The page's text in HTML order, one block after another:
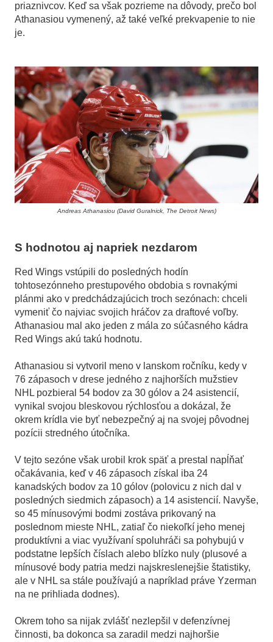
priaznivcov. Keď sa však pozrieme na dôvody, prečo bol
Athanasiou vymenený, až také veľké prekvapenie to nie
je.
Andreas Athanasiou (David Guralnick, The Detroit News)
S hodnotou aj napriek nezdarom
Red Wings vstúpili do posledných hodín
tohtosezónneho prestupového obdobia s rovnakými
plánmi ako v predchádzajúcich troch sezónach: chceli
vymeniť čo najviac svojich hráčov za draftové voľby.
Athanasiou mal ako jeden z mála zo súčasného kádra
Red Wings akú takú hodnotu.
Athanasiou si vytvoril meno v lanskom ročníku, kedy v
76 zápasoch v drese jedného z najhorších mužstiev
NHL pozbieral 54 bodov za 30 gólov a 24 asistencií,
vynikal svojou bleskovou rýchlosťou a dokázal, že
okrem krídla vie byť nebezpečný aj na svojej pôvodnej
pozícii stredného útočníka.
V tejto sezóne však urobil krok späť a prestal napĺňať
očakávania, keď v 46 zápasoch získal iba 24
kanadských bodov za 10 gólov (polovicu z nich dal v
posledných siedmich zápasoch) a 14 asistencií. Navyše,
so 45 mínusovými bodmi zostáva prikovaný na
poslednom mieste NHL, zatiaľ čo niekoľkí jeho menej
produktívni a viac využívaní spoluhráči sa pohybujú v
podstatne lepších číslach alebo blízko nuly (plusové a
mínusové body patria medzi najskreslenejšie štatistiky,
ale v NHL sa stále používajú a napríklad práve Yzerman
na ne prihliada dodnes).
Okrem toho sa nijak zvlášť nezlepšil v defenzívnej
činnosti, ba dokonca sa zaradil medzi najhoršie